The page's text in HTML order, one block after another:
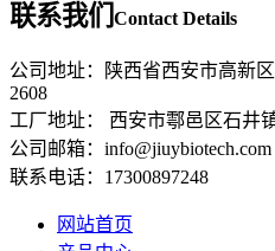
联系我们 Contact Details
公司地址：陕西省西安市高新
2608
工厂地址： 西安市鄠邑区石井
公司邮箱：info@jiuybiotech.com
联系电话：17300897248
网站首页